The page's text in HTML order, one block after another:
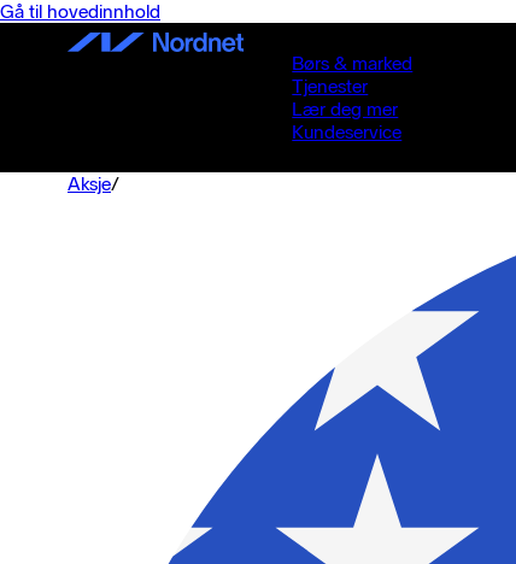
Gå til hovedinnhold
Børs & marked
Tjenester
Lær deg mer
Kundeservice
Aksje/